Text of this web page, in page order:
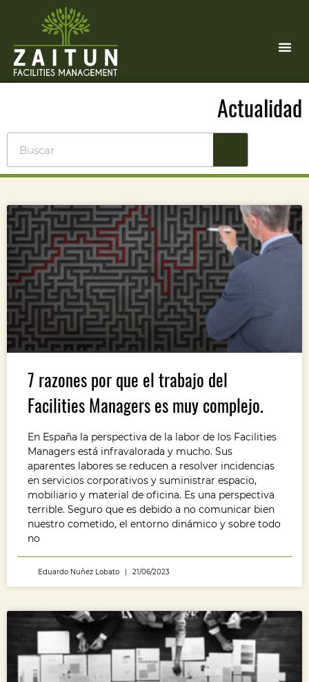
Actualidad
7 razones por que el trabajo del
Facilities Managers es muy complejo.
En España la perspectiva de la labor de los Facilities
Managers está infravalorada y mucho. Sus
aparentes labores se reducen a resolver incidencias
en servicios corporativos y suministrar espacio,
mobiliario y material de oficina. Es una perspectiva
terrible. Seguro que es debido a no comunicar bien
nuestro cometido, el entorno dinámico y sobre todo
no
Eduardo Nuñez Lobato 21/06/2023